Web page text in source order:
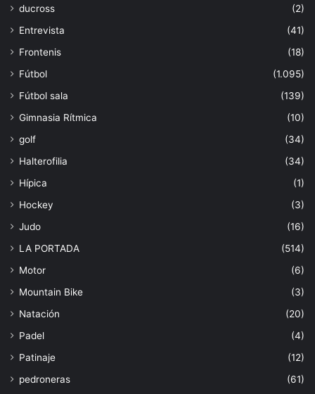
ducross
(2)
Entrevista
(41)
Frontenis
(18)
Fútbol
(1.095)
Fútbol sala
(139)
Gimnasia Rítmica
(10)
golf
(34)
Halterofilia
(34)
Hípica
(1)
Hockey
(3)
Judo
(16)
LA PORTADA
(514)
Motor
(6)
Mountain Bike
(3)
Natación
(20)
Padel
(4)
Patinaje
(12)
pedroneras
(61)